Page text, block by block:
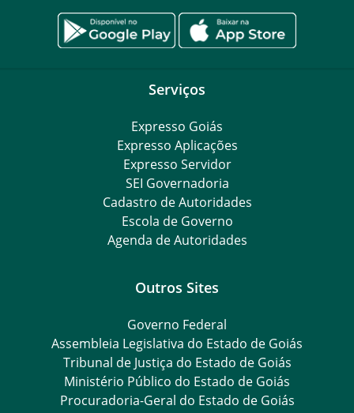
Serviços
Expresso Goiás
Expresso Aplicações
Expresso Servidor
SEI Governadoria
Cadastro de Autoridades
Escola de Governo
Agenda de Autoridades
Outros Sites
Governo Federal
Assembleia Legislativa do Estado de Goiás
Tribunal de Justiça do Estado de Goiás
Ministério Público do Estado de Goiás
Procuradoria-Geral do Estado de Goiás